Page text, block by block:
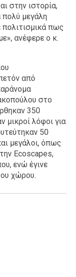
στην ιστορία,
πολύ μεγάλη
πως
ανέφερε ο κ.
από
στο
350
μικροί λόφοι για
50
μεγάλοι, όπως
Ecoscapes,
ενώ έγινε
χώρου.